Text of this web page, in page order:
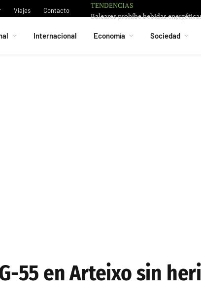
Viajes Contacto
TENDENCIAS
Internacional Economía Sociedad
55 en Arteixo sin